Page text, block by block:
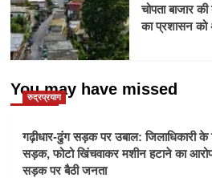
चोपता बाजार
का प्रशासन को
You may have missed
रुद्रप्रयाग
गढ़ीधार-ढुंग सड़क पर उबाल: जिलाधिकारी के
सड़क, फोटो खिंचवाकर मशीन हटाने का
सड़क पर बैठी जनता